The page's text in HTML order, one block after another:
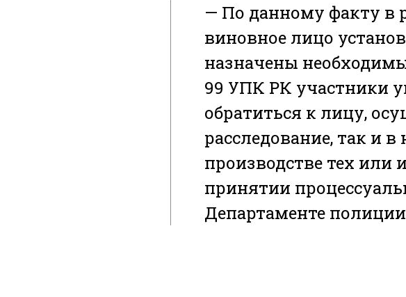
— По данному факту в
виновное лицо
назначены
99 УПК РК участники
обратиться к лицу,
расследование, так и
производстве тех
принятии
Департаменте